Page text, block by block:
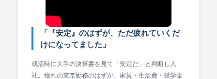
「『安定』のはずが、ただ疲れていくだ
けになってました」
就活時に大手の決算書を見て「安定だ」と判断し入
社。憧れの東京勤務のはずが、家賃・生活費・奨学金